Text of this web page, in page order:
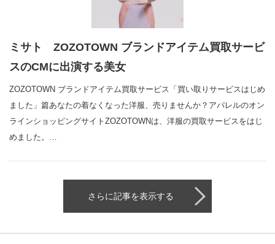
ミサト ZOZOTOWN ブランドアイテム買取サービ
スのCMに出演する美女
ZOZOTOWN ブランドアイテム買取サービス「買い取りサービスはじめ
ました」篇あなたの着なくなった洋服、売りませんか？アパレルのオン
ラインショッピングサイトZOZOTOWNは、洋服の買取サービスをはじ
めました。…
さらに記事を表示する